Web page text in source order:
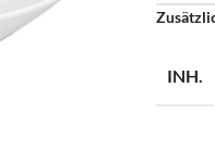
INH.